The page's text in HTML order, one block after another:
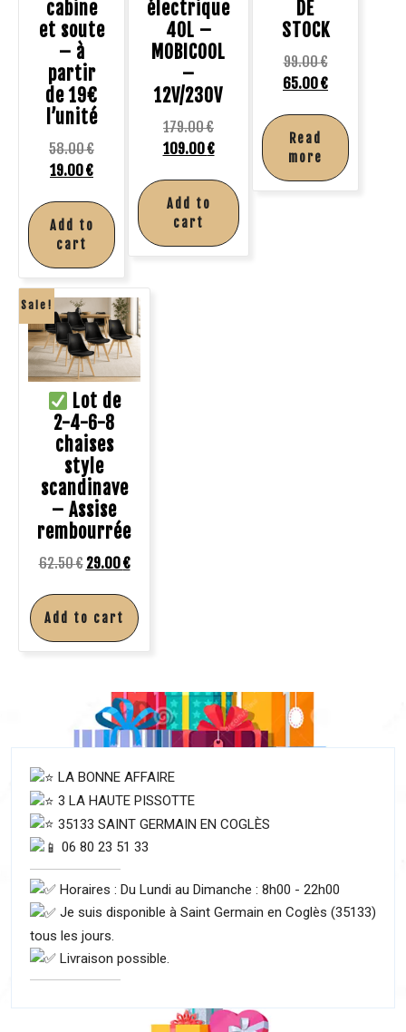
cabine
et soute
– à
partir
de 19€
l’unité
58.00€
19.00€
Add to
cart
électrique
40L –
MOBICOOL
–
12V/230V
179.00€
109.00€
Add to
cart
DE
STOCK
99.00€
65.00€
Read
more
Sale!
Lot de
2-4-6-8
chaises
style
scandinave
– Assise
rembourrée
62.50€ 29.00€
Add to cart
LA BONNE AFFAIRE
3 LA HAUTE PISSOTTE
35133 SAINT GERMAIN EN COGLÈS
06 80 23 51 33
Horaires : Du Lundi au Dimanche : 8h00 - 22h00
Je suis disponible à Saint Germain en Coglès (35133)
tous les jours.
Livraison possible.